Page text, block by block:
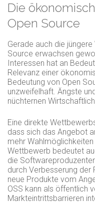
Die
Open Source
Gerade auch die
Source erwachsen
Interessen hat an
Relevanz einer
Bedeutung von Open
unzweifelhaft. Ängste
nüchternen
Eine direkte
dass sich das Angebot
mehr
Wettbewerb bedeutet
die
durch Verbesserung der
neue Produkte vom
OSS kann als öffentlich
Markteintrittsbarrieren